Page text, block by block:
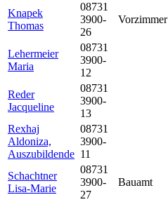
Knapek
Thomas
08731
3900-
26
Vorzimmer
Lehermeier
Maria
08731
3900-
12
Reder
Jacqueline
08731
3900-
13
Rexhaj
Aldoniza,
Auszubildende
08731
3900-
11
Schachtner
Lisa-Marie
08731
3900-
27
Bauamt